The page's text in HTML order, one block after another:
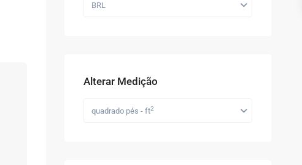
BRL
Alterar Medição
quadrado pés - ft2